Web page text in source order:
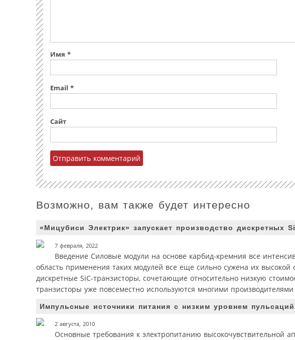
Имя *
Email *
Сайт
Возможно, вам также будет интересно
«Мицубиси Электрик» запускает производство дискретных
7 февраля, 2022
Введение Силовые модули на основе карбид-кремния все
область применения таких модулей все еще сильно сужена их
дискретные SiC-транзисторы, сочетающие относительно низкую
транзисторы уже повсеместно используются многими
Импульсные источники питания с низким уровнем
2 августа, 2010
Основные требования к электропитанию высокочувствительной